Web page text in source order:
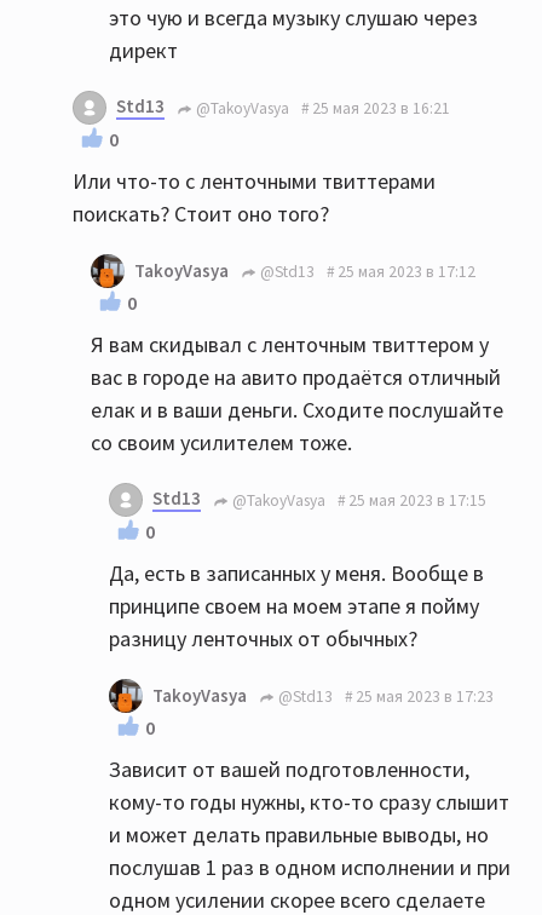
это чую и всегда музыку слушаю через
директ
Std13 @TakoyVasya 25 мая 2023 в 16:21
0
Или что-то с ленточными твиттерами
поискать? Стоит оно того?
TakoyVasya @Std13 25 мая 2023 в 17:12
0
Я вам скидывал с ленточным твиттером у
вас в городе на авито продаётся отличный
елак и в ваши деньги. Сходите послушайте
со своим усилителем тоже.
Std13 @TakoyVasya 25 мая 2023 в 17:15
0
Да, есть в записанных у меня. Вообще в
принципе своем на моем этапе я пойму
разницу ленточных от обычных?
TakoyVasya @Std13 25 мая 2023 в 17:23
0
Зависит от вашей подготовленности,
кому-то годы нужны, кто-то сразу слышит
и может делать правильные выводы, но
послушав 1 раз в одном исполнении и при
одном усилении скорее всего сделаете